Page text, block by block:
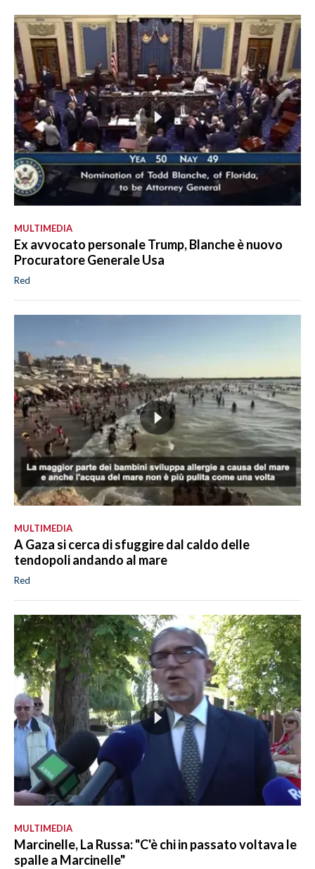
MULTIMEDIA
Ex avvocato personale Trump, Blanche è nuovo
Procuratore Generale Usa
Red
MULTIMEDIA
A Gaza si cerca di sfuggire dal caldo delle
tendopoli andando al mare
Red
MULTIMEDIA
Marcinelle, La Russa: "C'è chi in passato voltava le
spalle a Marcinelle"